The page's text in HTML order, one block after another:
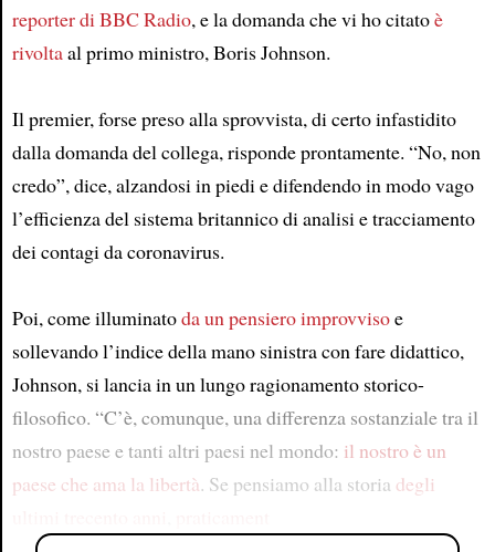
reporter di BBC Radio, e la domanda che vi ho citatoè
rivoltaal primo ministro, Boris Johnson.
Il premier, forse preso alla sprovvista, di certo infastidito
dalla domanda del collega, risponde prontamente. “No, non
credo”, dice, alzandosi in piedi e difendendo in modo vago
l’efficienza del sistema britannico di analisi e tracciamento
dei contagi da coronavirus.
Poi, come illuminatoda un pensiero improvvisoe
sollevando l’indice della mano sinistra con fare didattico,
Johnson, si lancia in un lungo ragionamento storico-
filosofico. “C’è, comunque, una differenza sostanziale tra il
nostro paese e tanti altri paesi nel mondo: il nostro è un
paese che ama la libertà. Se pensiamo alla storia degli